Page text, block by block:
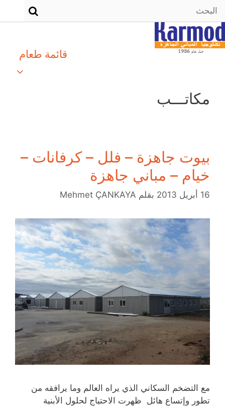
قائمة طعام
مكاتـــب
بيوت جاهزة – فلل – كرفانات –
خيام – مباني جاهزة
16 أبريل 2013 بقلم Mehmet ÇANKAYA
مع التضخم السكاني الذي يراه العالم وما يرافقه من
تطور وإتساع هائل ظهرت الاحتياج لحلول الأبنية